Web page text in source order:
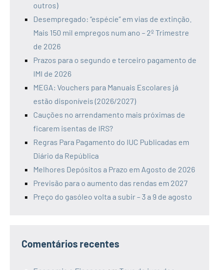
outros)
Desempregado: “espécie” em vias de extinção.
Mais 150 mil empregos num ano – 2º Trimestre
de 2026
Prazos para o segundo e terceiro pagamento de
IMI de 2026
MEGA: Vouchers para Manuais Escolares já
estão disponíveis (2026/2027)
Cauções no arrendamento mais próximas de
ficarem isentas de IRS?
Regras Para Pagamento do IUC Publicadas em
Diário da República
Melhores Depósitos a Prazo em Agosto de 2026
Previsão para o aumento das rendas em 2027
Preço do gasóleo volta a subir – 3 a 9 de agosto
Comentários recentes